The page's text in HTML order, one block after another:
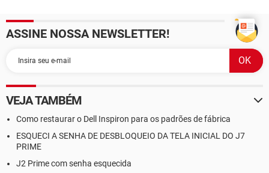
ASSINE NOSSA NEWSLETTER!
VEJA TAMBÉM
Como restaurar o Dell Inspiron para os padrões de fábrica
ESQUECI A SENHA DE DESBLOQUEIO DA TELA INICIAL DO J7
PRIME
J2 Prime com senha esquecida